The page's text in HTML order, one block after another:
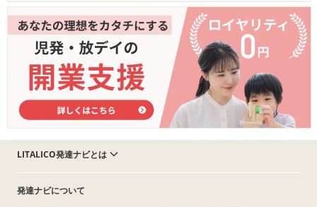
LITALICO発達ナビとは
発達ナビについて